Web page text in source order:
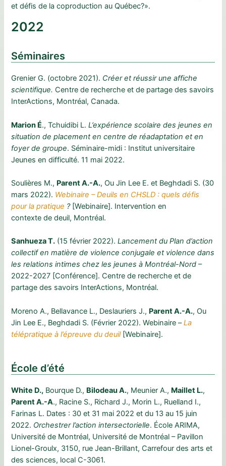
et défis de la coproduction au Québec?».
2022
Séminaires
Grenier G. (octobre 2021). Créer et réussir une affiche
scientifique. Centre de recherche et de partage des savoirs
InterActions, Montréal, Canada.
Marion É., Tchuidibi L.L’expérience scolaire des jeunes en
situation de placement en centre de réadaptation et en
foyer de groupe. Séminaire-midi : Institut universitaire
Jeunes en difficulté. 11 mai 2022.
Soulières M., Parent A.-A., Ou Jin Lee E. et Beghdadi S. (30
mars 2022). Webinaire – Deuils en CHSLD : quels défis
pour la pratique ?[Webinaire]. Intervention en
contexte de deuil, Montréal.
Sanhueza T. (15 février 2022).Lancement du Plan d’action
collectif en matière de violence conjugale et violence dans
les relations intimes chez les jeunes à Montréal-Nord –
2022-2027 [Conférence]. Centre de recherche et de
partage des savoirs InterActions, Montréal.
Moreno A., Bellavance L., Deslauriers J., Parent A.-A., Ou
Jin Lee E., Beghdadi S. (Février 2022). Webinaire –La
télépratique à l’épreuve du deuil[Webinaire].
École d’été
White D., Bourque D., Bilodeau A., Meunier A., Maillet L.,
Parent A.-A., Racine S., Richard J., Morin L., Ruelland I.,
Farinas L. Dates : 30 et 31 mai 2022 et du 13 au 15 juin
2022. Orchestrer l’action intersectorielle. École ARIMA,
Université de Montréal, Université de Montréal – Pavillon
Lionel-Groulx, 3150, rue Jean-Brillant, Carrefour des arts et
des sciences, local C-3061.